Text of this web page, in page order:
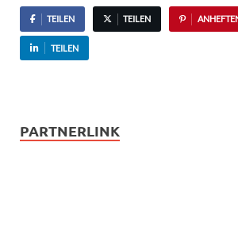
TEILEN TEILEN
TEILEN
PARTNERLINK